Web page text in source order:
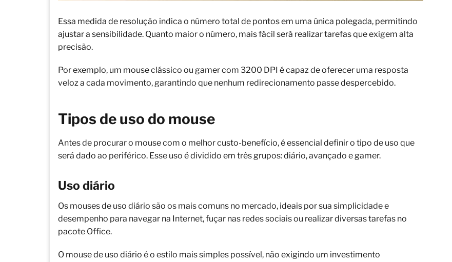
Essa medida de resolução indica o número total de pontos em uma única polegada, permitindo
ajustar a sensibilidade. Quanto maior o número, mais fácil será realizar tarefas que exigem alta
precisão.
Por exemplo, um mouse clássico ou gamer com 3200 DPI é capaz de oferecer uma resposta
veloz a cada movimento, garantindo que nenhum redirecionamento passe despercebido.
Tipos de uso do mouse
Antes de procurar o mouse com o melhor custo-benefício, é essencial definir o tipo de uso que
será dado ao periférico. Esse uso é dividido em três grupos: diário, avançado e gamer.
Uso diário
Os mouses de uso diário são os mais comuns no mercado, ideais por sua simplicidade e
desempenho para navegar na Internet, fuçar nas redes sociais ou realizar diversas tarefas no
pacote Office.
O mouse de uso diário é o estilo mais simples possível, não exigindo um investimento